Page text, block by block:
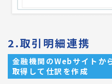
2.取引明細連携
金融機関のWebサイトか
取得して仕訳を作成